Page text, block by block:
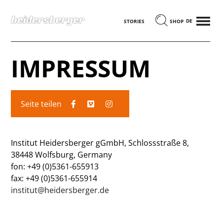
STORIES SHOP DEUTSCH
MENÜ
IMPRESSUM
Seite teilen
Institut Heidersberger gGmbH, Schlossstraße 8,
38448 Wolfsburg, Germany
fon: +49 (0)5361-655913
fax: +49 (0)5361-655914
institut@heidersberger.de